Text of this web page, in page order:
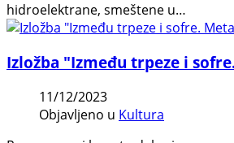
hidroelektrane, smeštene u…
Izložba "Između trpeze i
11/12/2023
Objavljeno u Kultura